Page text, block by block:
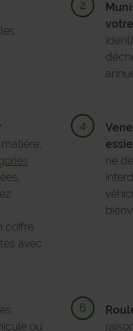
coffre
avec
ne
ou